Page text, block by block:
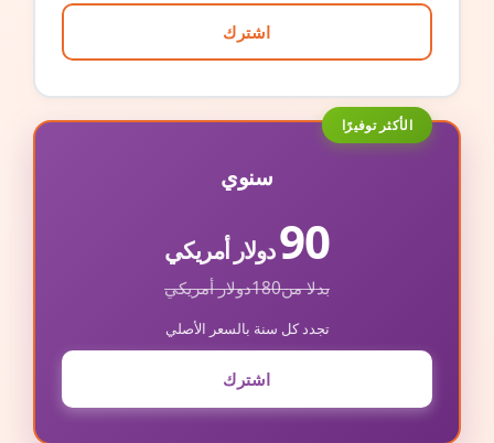
اشترك
الأكثر توفيرًا
سنوي
90دولار أمريكي
بدلا من180دولار أمريكي
تجدد كل سنة بالسعر الأصلي
اشترك